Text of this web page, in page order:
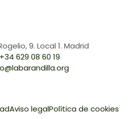
9. Local 1. Madrid
+34 629 08 60 19
Aviso legalPolítica de cookies